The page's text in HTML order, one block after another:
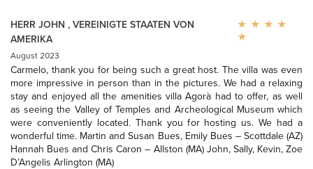
HERR JOHN , VEREINIGTE STAATEN VON
AMERIKA
August 2023
Carmelo, thank you for being such a great host. The villa was even
more impressive in person than in the pictures. We had a relaxing
stay and enjoyed all the amenities villa Agorà had to offer, as well
as seeing the Valley of Temples and Archeological Museum which
were conveniently located. Thank you for hosting us. We had a
wonderful time. Martin and Susan Bues, Emily Bues – Scottdale (AZ)
Hannah Bues and Chris Caron – Allston (MA) John, Sally, Kevin, Zoe
D’Angelis Arlington (MA)